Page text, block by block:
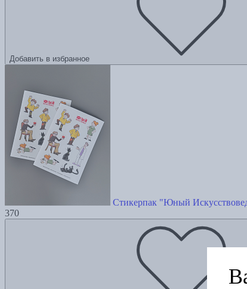
Добавить в избранное
Стикерпак "Юный
370